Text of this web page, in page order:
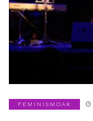
FEMINISMOAK